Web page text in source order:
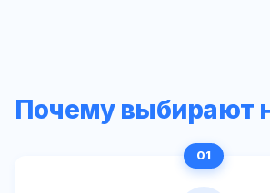
Почему выбирают